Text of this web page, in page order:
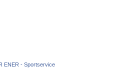
ENER - Sportservice